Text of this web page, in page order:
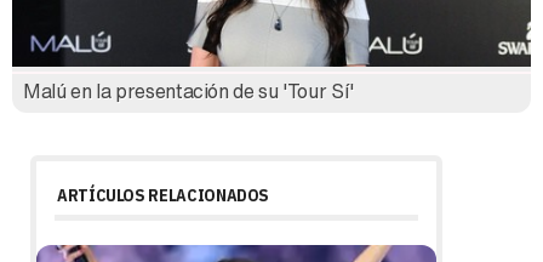
Malú en la presentación de su 'Tour Sí'
ARTÍCULOS RELACIONADOS